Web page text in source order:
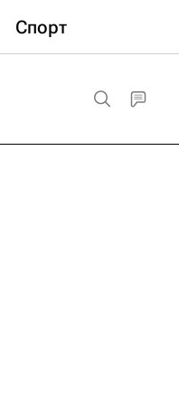
Спорт